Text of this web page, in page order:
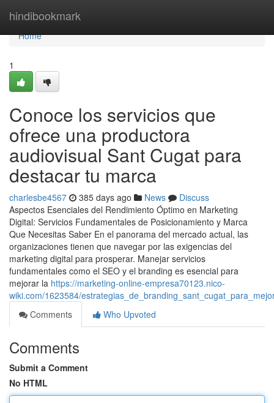
hindibookmark
Home
Home
1
Conoce los servicios que
ofrece una productora
audiovisual Sant Cugat para
destacar tu marca
charlesbe4567 385 days ago News
Discuss
Aspectos Esenciales del Rendimiento Óptimo en Marketing
Digital: Servicios Fundamentales de Posicionamiento y Marca
Que Necesitas Saber En el panorama del mercado actual, las
organizaciones tienen que navegar por las exigencias del
marketing digital para prosperar. Manejar servicios
fundamentales como el SEO y el branding es esencial para
mejorar la https://marketing-online-empresa70123.nico-
wiki.com/1623584/
Comments
Who Upvoted
Comments
Submit a Comment
No HTML